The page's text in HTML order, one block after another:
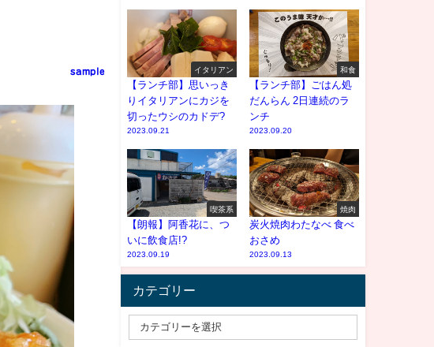
sample イタリアン
【ランチ部】思いっき
りイタリアンにカジを
切ったウシのカドデ?
2023.09.21
和食
【ランチ部】ごはん処
だんらん 2日連続のラ
ンチ
2023.09.20
喫茶系
【朗報】阿香花に、つ
いに飲食店!?
2023.09.19
焼肉
炭火焼肉わたなべ 食べ
おさめ
2023.09.13
カテゴリー